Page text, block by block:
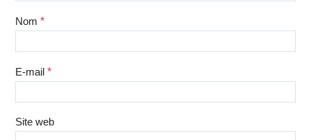
Nom *
E-mail *
Site web